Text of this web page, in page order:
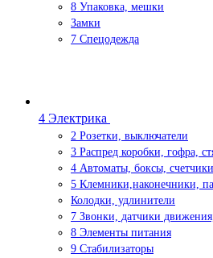
8 Упаковка, мешки
Замки
7 Спецодежда
4 Электрика
2 Розетки, выключатели
3 Распред коробки, гофра,
4 Автоматы, боксы, счетчики
5 Клемники,наконечники,
Колодки, удлинители
7 Звонки, датчики
8 Элементы питания
9 Стабилизаторы